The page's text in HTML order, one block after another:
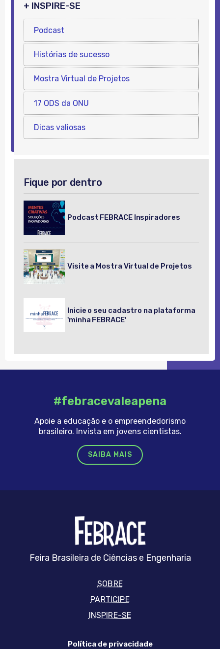
+ INSPIRE-SE
Podcast
Histórias de sucesso
Mostra Virtual de Projetos
17 ODS da ONU
Dicas valiosas
Fique por dentro
Podcast FEBRACE Inspiradores
Visite a Mostra Virtual de Projetos
Inicie o seu cadastro na plataforma
'minha FEBRACE'
#febracevaleapena
Apoie a educação e o empreendedorismo
brasileiro. Invista em jovens cientistas.
SAIBA MAIS
Feira Brasileira de Ciências e Engenharia
SOBRE
PARTICIPE
INSPIRE-SE
Política de privacidade